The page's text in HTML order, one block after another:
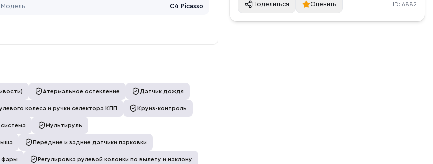
Поделиться Оценить ID: 6882
Модель C4 Picasso
Атермальное остекление Датчик дождя
колеса и ручки селектора КПП Круиз-контроль
Мультируль
Передние и задние датчики парковки
фары Регулировка рулевой колонки по вылету и наклону